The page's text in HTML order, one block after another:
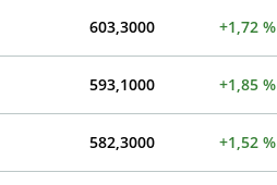
603,3000 +1,72 %
593,1000 +1,85 %
582,3000 +1,52 %